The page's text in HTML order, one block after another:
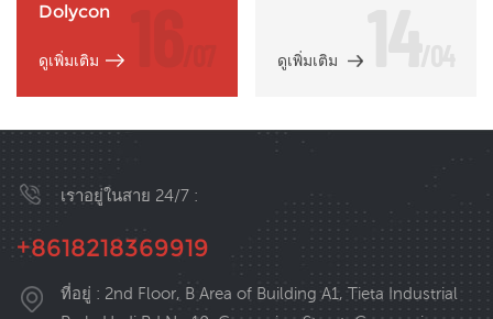
และการสนับสนุน ด้วยความสามารถด้านการวิจัยและพัฒนาที่
และโซลูชันที่ยอดเยี่ยมและเชื่อถือได้แก่ลูกค้าทั้งในประเทศและ
คุณ ทีมออกแบบและวิศวกรรมของเราสามารถช่วยคุณสร้าง
โซลูชันที่ปรับแต่งได้ ผลิตภัณฑ์ของเรามียอดขายที่ดีทั่วโลกในช่วง
หลายปีที่ผ่านมา ภารกิจขององค์กร มุ่งมั่นที่จะผลิตสินค้าคุณภาพ
สูง ให้บริการที่เป็นเลิศ และสร้างคุณค่าให้แก่ลูกค้า
Dolycon
ดูเพิ่มเติม ดูเพิ่มเติม
เราอยู่ในสาย 24/7 :
+8618218369919
ที่อยู่ : 2nd Floor, B Area of Building A1, Tieta Industrial